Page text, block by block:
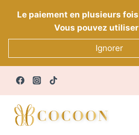
Le paiement en plusieurs
Vous pouvez
Ignorer